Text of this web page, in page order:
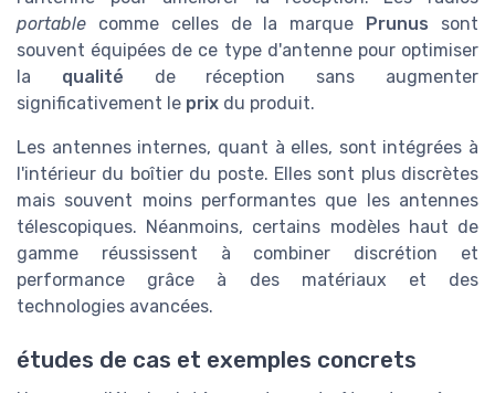
portable comme celles de la marque Prunus sont
souvent équipées de ce type d'antenne pour optimiser
la qualité de réception sans augmenter
significativement le prix du produit.
Les antennes internes, quant à elles, sont intégrées à
l'intérieur du boîtier du poste. Elles sont plus discrètes
mais souvent moins performantes que les antennes
télescopiques. Néanmoins, certains modèles haut de
gamme réussissent à combiner discrétion et
performance grâce à des matériaux et des
technologies avancées.
études de cas et exemples concrets